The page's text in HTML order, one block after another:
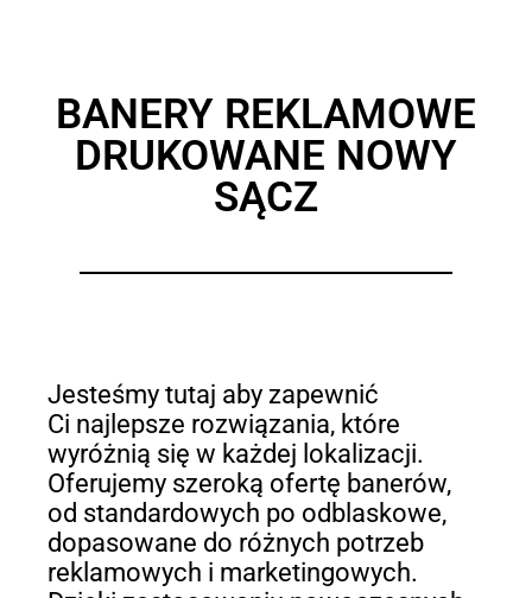
BANERY REKLAMOWE
DRUKOWANE NOWY
SĄCZ
Jesteśmy tutaj aby zapewnić
Ci najlepsze rozwiązania, które
wyróżnią się w każdej lokalizacji.
Oferujemy szeroką ofertę banerów,
od standardowych po odblaskowe,
dopasowane do różnych potrzeb
reklamowych i marketingowych.